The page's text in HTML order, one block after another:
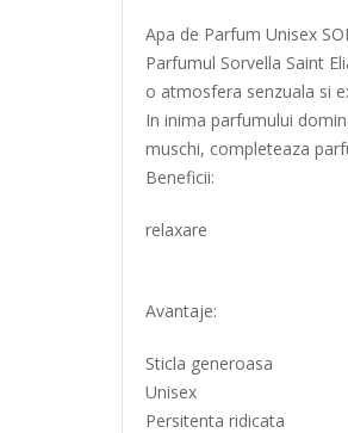
Apa de Parfum Unisex
Parfumul Sorvella Saint
o atmosfera senzuala si
In inima parfumului
muschi, completeaza
Beneficii:
relaxare
Avantaje:
Sticla generoasa
Unisex
Persitenta ridicata